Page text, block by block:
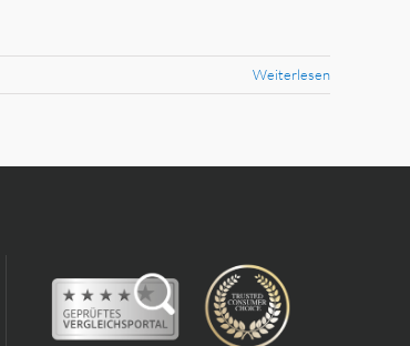
Weiterlesen